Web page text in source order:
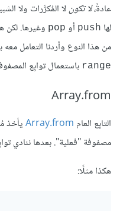
عادةً،لا تكونلا المُكرَّرات ولا
لها push أو pop وغيرها. لكن
من هذا النوع وأردنا التعامل
range باستعمال توابِع
Array.from
التابِع العام Array.fromيأخذ
مصفوفة "فعلية". بعدها ننادي
هكذا مثلًا: